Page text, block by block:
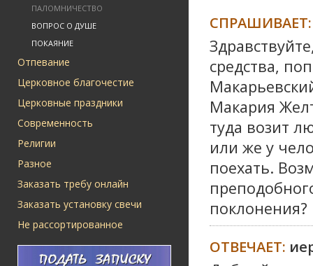
ПАЛОМНИЧЕСТВО
ВОПРОС О ДУШЕ
ПОКАЯНИЕ
Отпевание
Церковное благочестие
Церковные праздники
Современность
Религии
Разное
Заказать требу онлайн
Заказать установку свечи
Не рассортированное
СПРАШИВАЕТ:
средства,
Макария
туда возит
или же у
поехать.
поклонения?
ОТВЕЧАЕТ: